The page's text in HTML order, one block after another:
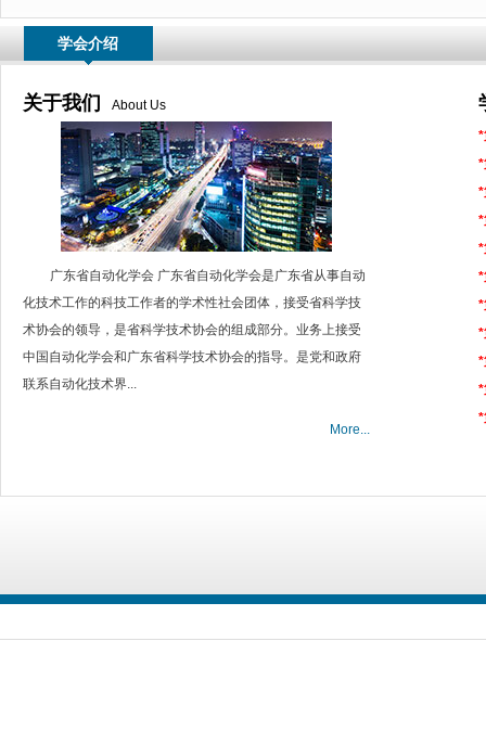
学会介绍
关于我们 About Us
广东省自动化学会 广东省自动化学会是广东省从事自动
化技术工作的科技工作者的学术性社会团体，接受省科学技
术协会的领导，是省科学技术协会的组成部分。业务上接受
中国自动化学会和广东省科学技术协会的指导。是党和政府
联系自动化技术界...
More...
*
*
*
*
*
*
*
*
*
*
*